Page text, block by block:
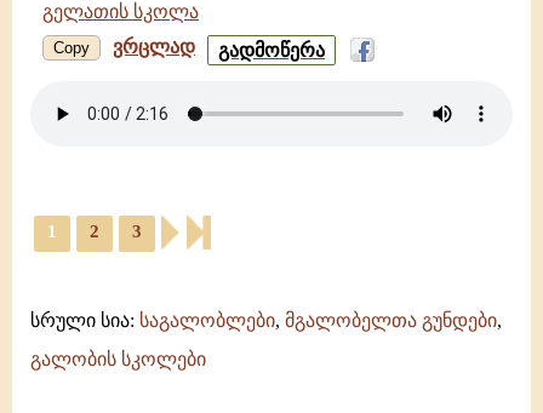
გელათის სკოლა
Copy ვრცლად საღმრთოსა
სახმილავსა
სახიობა
გადმოწერა
1 2 3
სრული სია: საგალობლები, მგალობელთა გუნდები,
გალობის სკოლები